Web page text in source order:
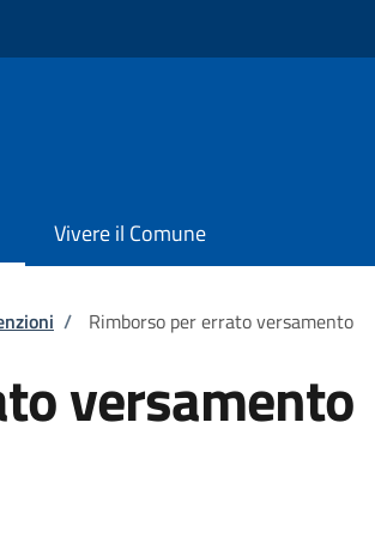
Vivere il Comune
/ Rimborso per errato versamento
versamento